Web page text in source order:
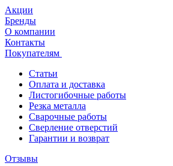
Акции
Бренды
О компании
Контакты
Покупателям
Статьи
Оплата и доставка
Листогибочные работы
Резка металла
Сварочные работы
Сверление отверстий
Гарантии и возврат
Отзывы